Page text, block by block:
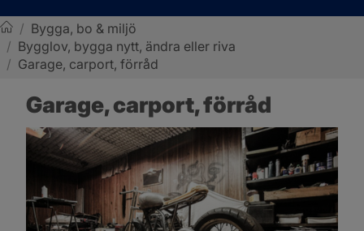
Sotenäs kommun
/ Bygga, bo & miljö
/ Bygglov, bygga nytt, ändra eller riva
/ Garage, carport, förråd
Garage, carport, förråd